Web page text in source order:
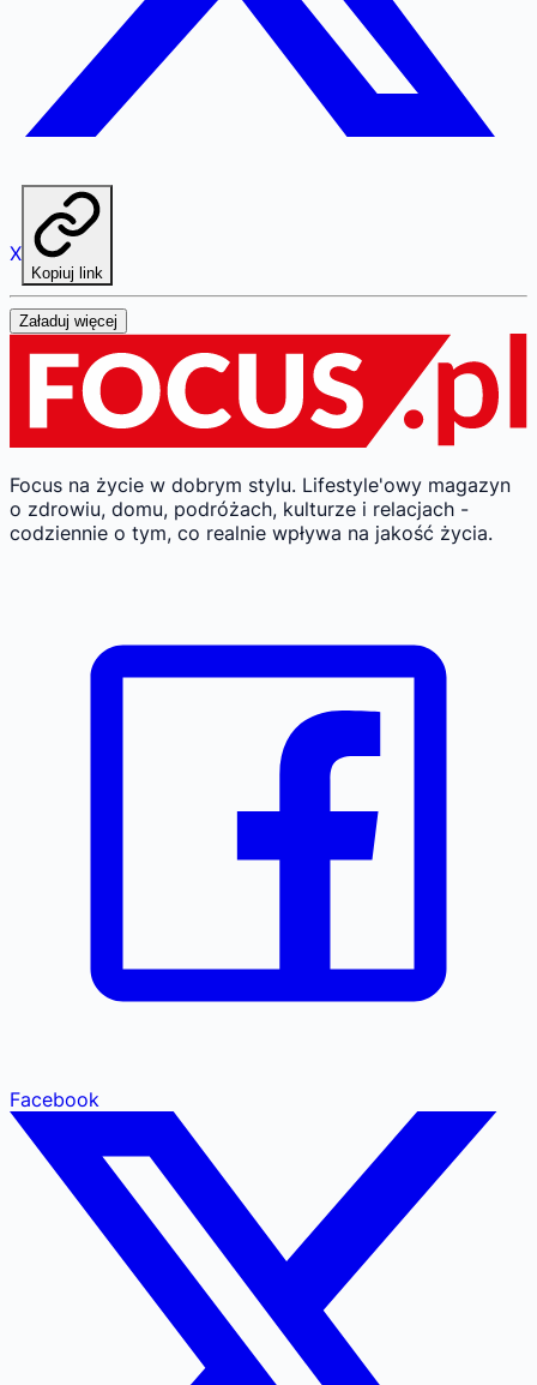
X
Kopiuj link
Załaduj więcej
Focus na życie w dobrym stylu. Lifestyle'owy magazyn
o zdrowiu, domu, podróżach, kulturze i relacjach -
codziennie o tym, co realnie wpływa na jakość życia.
Facebook